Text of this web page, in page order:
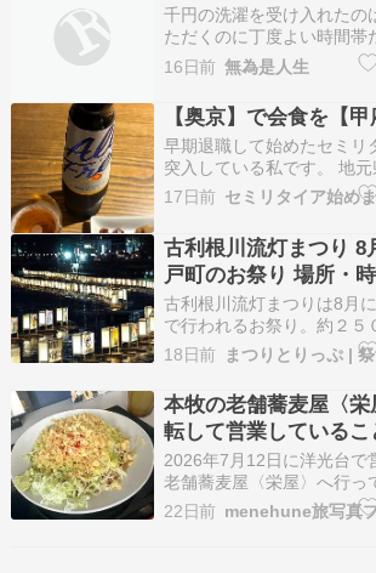
千円の洗濯を受け入れたの
ただくのに丁度よい時間帯
した。コインランドリーの
りはセブンイレブンでした
にもコンビニがあったので
さあそして、ここに来て待
登場です。緒戦を…
16日前 無為是人生
【奥京】で会食を【甲
早期退職して始めたセミリ
突入している私です。 地元
二日都内で仕事をしており
さんで会食を。 同店は甲
屋さん。 今回は甲府駅前
です。 奥京 甲府駅前店
17日前
古利根川流灯まつり 8
戸町のお祭り 場所・
もご紹介
古利根川流灯まつりは8月
で行われるお祭り。約２５
灯ろうが川面を埋め尽くす
天然温泉雅楽の湯 や蕎麦
The post 古利根川流灯ま
戸町のお祭り 場所・時期
介…
18日前
本牧の老舗蕎麦屋〈
転して営業しているこ
た。2026年7月17日
2026年7月12日に洋光台で
老舗蕎麦屋〈栄屋〉へ行っ
やしたぬきそばも美味しか
22日前 menehune旅写真